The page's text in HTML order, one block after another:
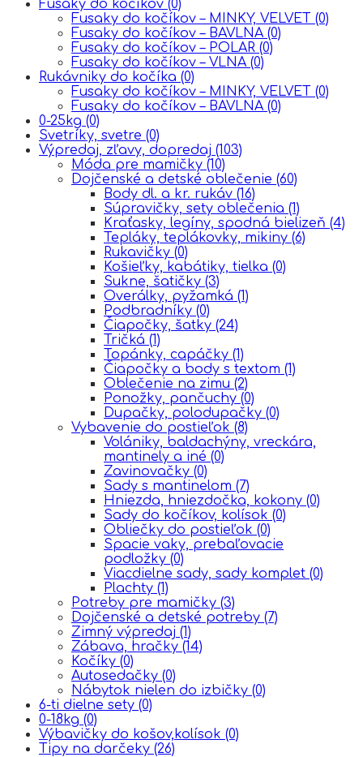
Fusáky do kočíkov (0)
Fusaky do kočíkov – MINKY, VELVET (0)
Fusaky do kočíkov – BAVLNA (0)
Fusaky do kočíkov – POLAR (0)
Fusaky do kočíkov – VLNA (0)
Rukávniky do kočíka (0)
Fusaky do kočíkov – MINKY, VELVET (0)
Fusaky do kočíkov – BAVLNA (0)
0-25kg (0)
Svetríky, svetre (0)
Výpredaj, zľavy, dopredaj (103)
Móda pre mamičky (10)
Dojčenské a detské oblečenie (60)
Body dl. a kr. rukáv (16)
Súpravičky, sety oblečenia (1)
Kraťasky, legíny, spodná bielizeň (4)
Tepláky, teplákovky, mikiny (6)
Rukavičky (0)
Košieľky, kabátiky, tielka (0)
Sukne, šatičky (3)
Overálky, pyžamká (1)
Podbradníky (0)
Čiapočky, šatky (24)
Tričká (1)
Topánky, capáčky (1)
Čiapočky a body s textom (1)
Oblečenie na zimu (2)
Ponožky, pančuchy (0)
Dupačky, polodupačky (0)
Vybavenie do postieľok (8)
Volániky, baldachýny, vreckára,
mantinely a iné (0)
Zavinovačky (0)
Sady s mantinelom (7)
Hniezda, hniezdočka, kokony (0)
Sady do kočíkov, kolísok (0)
Obliečky do postieľok (0)
Spacie vaky, prebaľovacie
podložky (0)
Viacdielne sady, sady komplet (0)
Plachty (1)
Potreby pre mamičky (3)
Dojčenské a detské potreby (7)
Zimný výpredaj (1)
Zábava, hračky (14)
Kočíky (0)
Autosedačky (0)
Nábytok nielen do izbičky (0)
6-ti dielne sety (0)
0-18kg (0)
Výbavičky do košov,kolísok (0)
Tipy na darčeky (26)